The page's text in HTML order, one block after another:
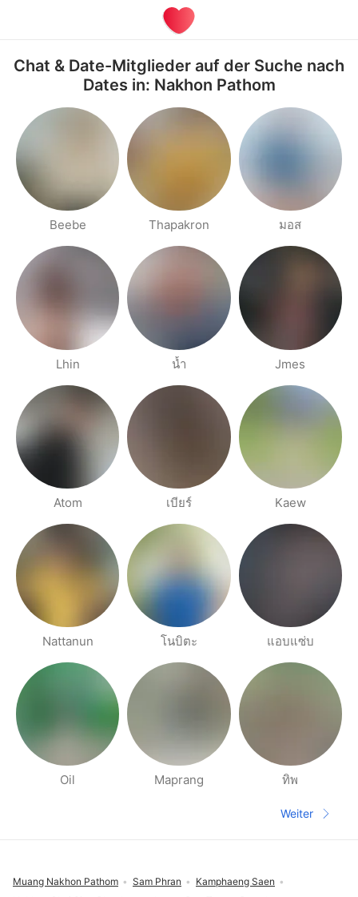
Chat & Date-Mitglieder auf der Suche nach
Dates in: Nakhon Pathom
Beebe Thapakron มอส
Lhin น้ำ Jmes
Atom เบียร์ Kaew
Nattanun โนบิตะ แอบแซ่บ
Oil Maprang ทิพ
Nächste
Weiter
Muang Nakhon Pathom Sam Phran
Kamphaeng Saen